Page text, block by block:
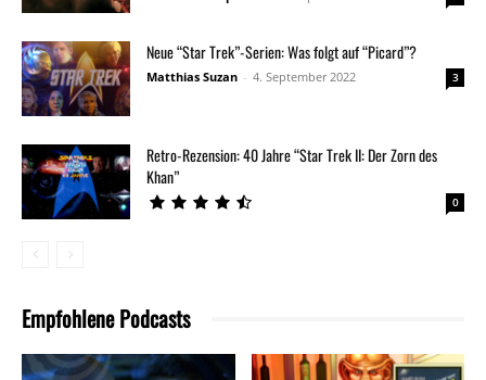
Neue “Star Trek”-Serien: Was folgt auf “Picard”?
Matthias Suzan - 4. September 2022 3
Retro-Rezension: 40 Jahre “Star Trek II: Der Zorn des
Khan”
0
Empfohlene Podcasts